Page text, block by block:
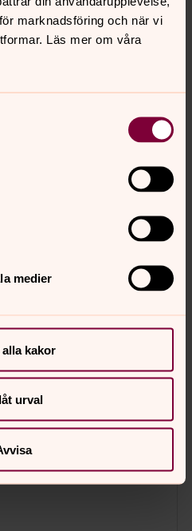
marknadsföring och när vi
Läs mer om våra
medier
kakor
urval